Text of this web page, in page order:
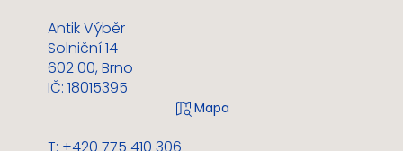
Antik Výběr
Solniční 14
602 00, Brno
IČ: 18015395
T: +420 775 410 306